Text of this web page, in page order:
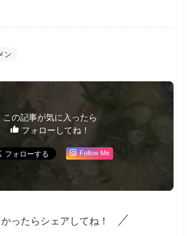
ン
この記事が気に入ったら
フォローしてね！
Follow Me
かったらシェアしてね！